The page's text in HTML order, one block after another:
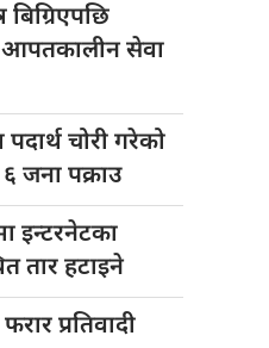
बिग्रिएपछि
आपतकालीन सेवा
पदार्थचोरी गरेको
जना पक्राउ
इन्टरनेटका
तार हटाइने
फरार प्रतिवादी